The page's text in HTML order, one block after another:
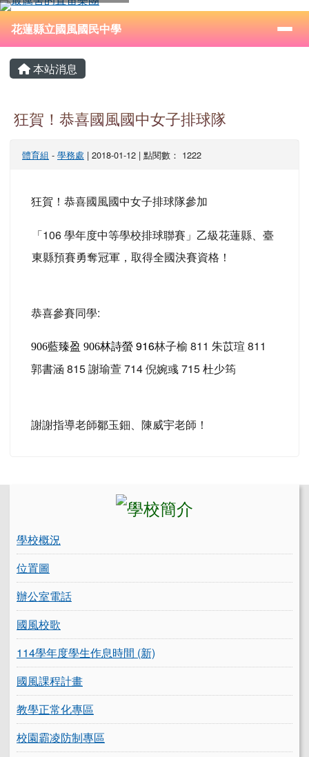
跳至主內容區
花蓮縣立國風國民中學
⏸
導覽列
花蓮縣立國風國民中學
主內容區域
本站消息
狂賀！恭喜國風國中女子排球隊
體育組 - 學務處 | 2018-01-12 | 點閱數： 1222
狂賀！恭喜國風國中女子排球隊參加
「106 學年度中等學校排球聯賽」乙級花蓮縣、臺
東縣預賽勇奪冠軍，取得全國決賽資格！
恭喜參賽同學:
906藍臻盈 906林詩螢 916林子榆 811 朱苡瑄 811
郭書涵 815 謝瑜萱 714 倪婉彧 715 杜少筠
謝謝指導老師鄒玉鈿、陳威宇老師！
學校概況
位置圖
辦公室電話
國風校歌
114學年度學生作息時間 (新)
國風課程計畫
教學正常化專區
校園霸凌防制專區
頁尾區域